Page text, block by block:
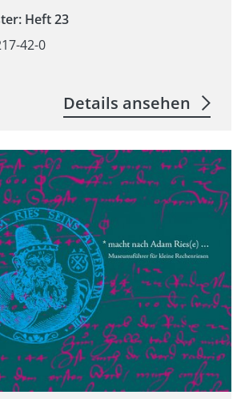
Heft 23
42-0
Details ansehen